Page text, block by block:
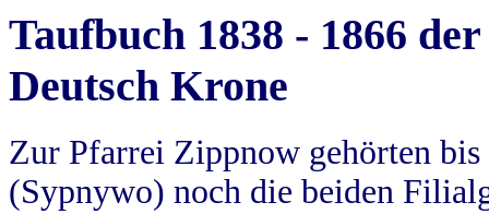
Taufbuch 1838 - 1866
Deutsch Krone
Zur Pfarrei Zippnow gehörten
(Sypnywo) noch die beiden